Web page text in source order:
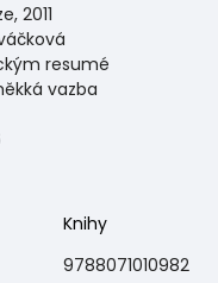
2011
resumé
vazba
Knihy
9788071010982